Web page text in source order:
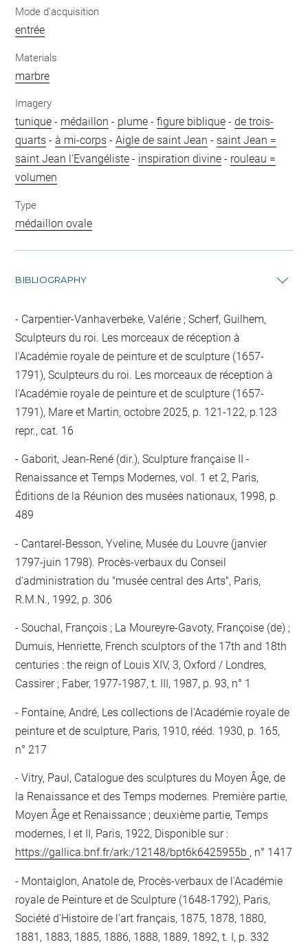
Mode d'acquisition
entrée
Materials
marbre
Imagery
tunique - médaillon - plume -figure biblique -de trois-
quarts -à mi-corps -Aigle de saint Jean - saint Jean =
saint Jean l'Evangéliste - inspiration divine - rouleau =
volumen
Type
médaillon ovale
BIBLIOGRAPHY
Carpentier-Vanhaverbeke, Valérie ; Scherf, Guilhem,
Sculpteurs du roi. Les morceaux de réception à
l'Académie royale de peinture et de sculpture (1657-
1791), Sculpteurs du roi. Les morceaux de réception à
l'Académie royale de peinture et de sculpture (1657-
1791), Mare et Martin, octobre 2025, p. 121-122, p.123
repr., cat. 16
Gaborit, Jean-René (dir.), Sculpture française II -
Renaissance et Temps Modernes, vol. 1 et 2, Paris,
Éditions de la Réunion des musées nationaux, 1998, p.
489
Cantarel-Besson, Yveline, Musée du Louvre (janvier
1797-juin 1798). Procès-verbaux du Conseil
d'administration du "musée central des Arts", Paris,
R.M.N., 1992, p. 306
Souchal, François ; La Moureyre-Gavoty, Françoise (de) ;
Dumuis, Henriette, French sculptors of the 17th and 18th
centuries : the reign of Louis XIV, 3, Oxford / Londres,
Cassirer ; Faber, 1977-1987, t. III, 1987, p. 93, n° 1
Fontaine, André, Les collections de l'Académie royale de
peinture et de sculpture, Paris, 1910, rééd. 1930, p. 165,
n° 217
Vitry, Paul, Catalogue des sculptures du Moyen Âge, de
la Renaissance et des Temps modernes. Première partie,
Moyen Âge et Renaissance ; deuxième partie, Temps
modernes, I et II, Paris, 1922, Disponible sur :
https://gallica.bnf.fr/ark:/12148/bpt6k6425955b , n° 1417
Montaiglon, Anatole de, Procès-verbaux de l'Académie
royale de Peinture et de Sculpture (1648-1792), Paris,
Société d'Histoire de l'art français, 1875, 1878, 1880,
1881, 1883, 1885, 1886, 1888, 1889, 1892, t. I, p. 332